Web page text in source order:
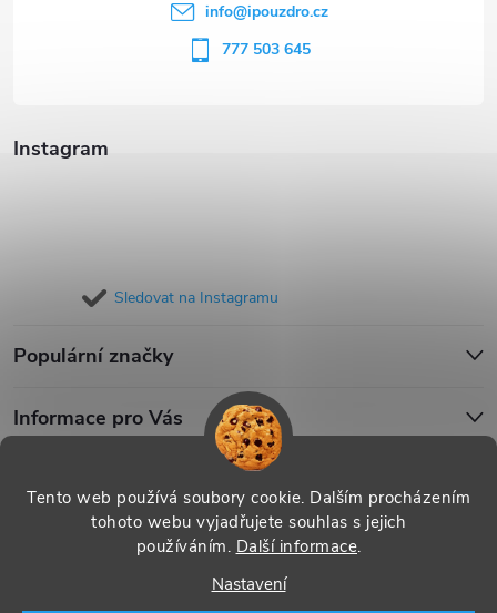
Tento web používá soubory cookie. Dalším procházením
tohoto webu vyjadřujete souhlas s jejich
používáním. Další informace.
Nastavení
Instagram
Sledovat na Instagramu
Populární značky
Informace pro Vás
info@ipouzdro.cz
777 503 645
Copyright 2026 . Všechna práva vyhrazena.
nastavení cookies